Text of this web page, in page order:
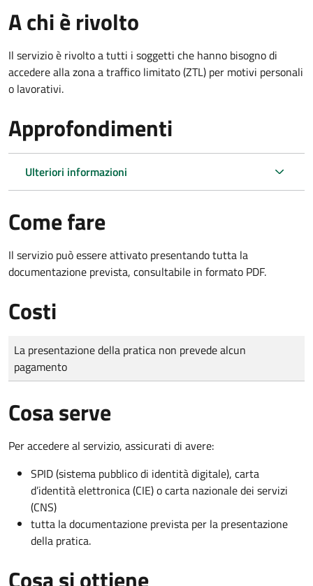
A chi è rivolto
Il servizio è rivolto a tutti i soggetti che hanno bisogno di
accedere alla zona a traffico limitato (ZTL) per motivi personali
o lavorativi.
Approfondimenti
Ulteriori informazioni
Come fare
Il servizio può essere attivato presentando tutta la
documentazione prevista, consultabile in formato PDF.
Costi
Tipo di pagamento
Importo
La presentazione della pratica non prevede alcun
pagamento
Cosa serve
Per accedere al servizio, assicurati di avere:
SPID (sistema pubblico di identità digitale), carta
d’identità elettronica (CIE) o carta nazionale dei servizi
(CNS)
tutta la documentazione prevista per la presentazione
della pratica.